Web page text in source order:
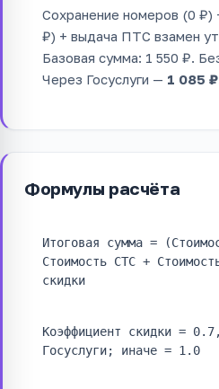
Сохранение номеров (0
₽) + выдача ПТС взамен
Базовая сумма: 1 550 ₽.
Через Госуслуги — 1 085 ₽
Формулы расчёта
Итоговая сумма =
Стоимость СТС +
скидки
Коэффициент скидки =
Госуслуги; иначе = 1.0